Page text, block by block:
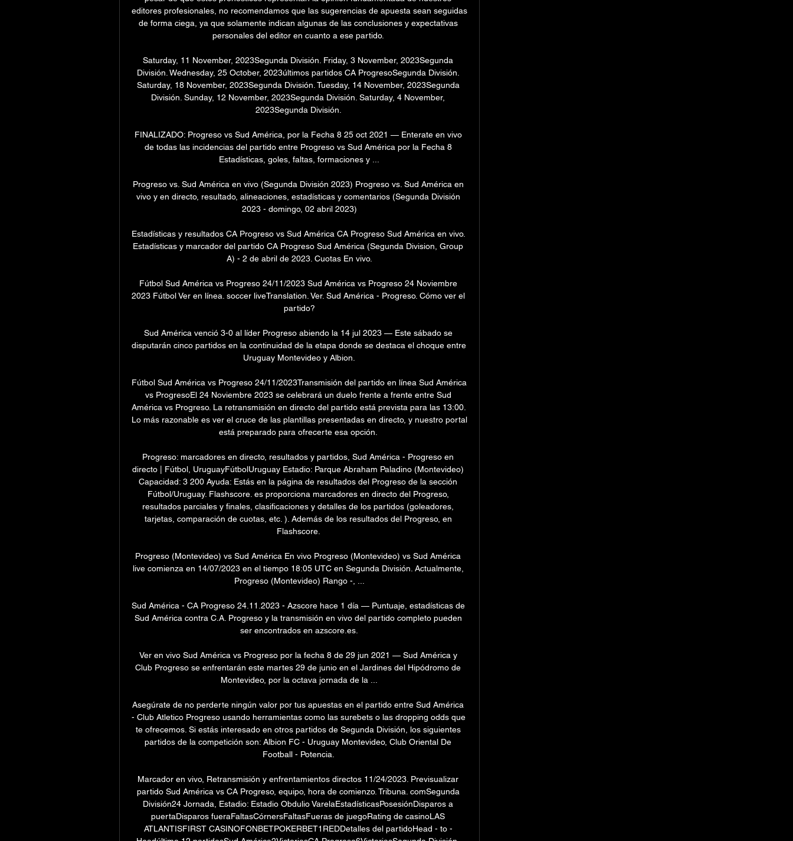
editores profesionales, no recomendamos que las sugerencias de apuesta sean seguidas
de forma ciega, ya que solamente indican algunas de las conclusiones y expectativas
personales del editor en cuanto a ese partido.
Saturday, 11 November, 2023Segunda División. Friday, 3 November, 2023Segunda
División. Wednesday, 25 October, 2023últimos partidos CA ProgresoSegunda División.
Saturday, 18 November, 2023Segunda División. Tuesday, 14 November, 2023Segunda
División. Sunday, 12 November, 2023Segunda División. Saturday, 4 November,
2023Segunda División.
FINALIZADO: Progreso vs Sud América, por la Fecha 8 25 oct 2021 — Enterate en vivo
de todas las incidencias del partido entre Progreso vs Sud América por la Fecha 8
Estadísticas, goles, faltas, formaciones y ...
Progreso vs. Sud América en vivo (Segunda División 2023) Progreso vs. Sud América en
vivo y en directo, resultado, alineaciones, estadísticas y comentarios (Segunda División
2023 - domingo, 02 abril 2023)
Estadísticas y resultados CA Progreso vs Sud América CA Progreso Sud América en vivo.
Estadísticas y marcador del partido CA Progreso Sud América (Segunda Division, Group
A) - 2 de abril de 2023. Cuotas En vivo.
Fútbol Sud América vs Progreso 24/11/2023 Sud América vs Progreso 24 Noviembre
2023 Fútbol Ver en línea. soccer liveTranslation. Ver. Sud América - Progreso. Cómo ver el
partido?
Sud América venció 3-0 al líder Progreso abiendo la 14 jul 2023 — Este sábado se
disputarán cinco partidos en la continuidad de la etapa donde se destaca el choque entre
Uruguay Montevideo y Albion.
Fútbol Sud América vs Progreso 24/11/2023Transmisión del partido en línea Sud América
vs ProgresoEl 24 Noviembre 2023 se celebrará un duelo frente a frente entre Sud
América vs Progreso. La retransmisión en directo del partido está prevista para las 13:00.
Lo más razonable es ver el cruce de las plantillas presentadas en directo, y nuestro portal
está preparado para ofrecerte esa opción.
Progreso: marcadores en directo, resultados y partidos, Sud América - Progreso en
directo | Fútbol, UruguayFútbolUruguay Estadio: Parque Abraham Paladino (Montevideo)
Capacidad: 3 200 Ayuda: Estás en la página de resultados del Progreso de la sección
Fútbol/Uruguay. Flashscore. es proporciona marcadores en directo del Progreso,
resultados parciales y finales, clasificaciones y detalles de los partidos (goleadores,
tarjetas, comparación de cuotas, etc. ). Además de los resultados del Progreso, en
Flashscore.
Progreso (Montevideo) vs Sud América En vivo Progreso (Montevideo) vs Sud América
live comienza en 14/07/2023 en el tiempo 18:05 UTC en Segunda División. Actualmente,
Progreso (Montevideo) Rango -, ...
Sud América - CA Progreso 24.11.2023 - Azscore hace 1 día — Puntuaje, estadísticas de
Sud América contra C.A. Progreso y la transmisión en vivo del partido completo pueden
ser encontrados en azscore.es.
Ver en vivo Sud América vs Progreso por la fecha 8 de 29 jun 2021 — Sud América y
Club Progreso se enfrentarán este martes 29 de junio en el Jardines del Hipódromo de
Montevideo, por la octava jornada de la ...
Asegúrate de no perderte ningún valor por tus apuestas en el partido entre Sud América
- Club Atletico Progreso usando herramientas como las surebets o las dropping odds que
te ofrecemos. Si estás interesado en otros partidos de Segunda División, los siguientes
partidos de la competición son: Albion FC - Uruguay Montevideo, Club Oriental De
Football - Potencia.
Marcador en vivo, Retransmisión y enfrentamientos directos 11/24/2023. Previsualizar
partido Sud América vs CA Progreso, equipo, hora de comienzo. Tribuna. comSegunda
División24 Jornada, Estadio: Estadio Obdulio VarelaEstadísticasPosesiónDisparos a
puertaDisparos fueraFaltasCórnersFaltasFueras de juegoRating de casinoLAS
ATLANTISFIRST CASINOFONBETPOKERBET1REDDetalles del partidoHead - to -